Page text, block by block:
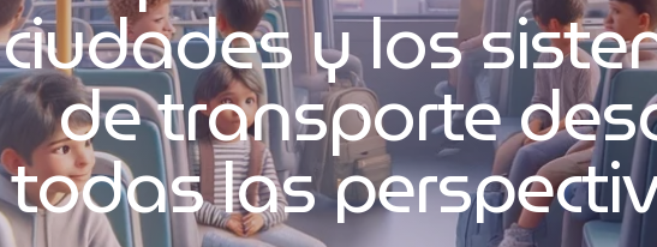
ciudades y los
de transporte
todas las